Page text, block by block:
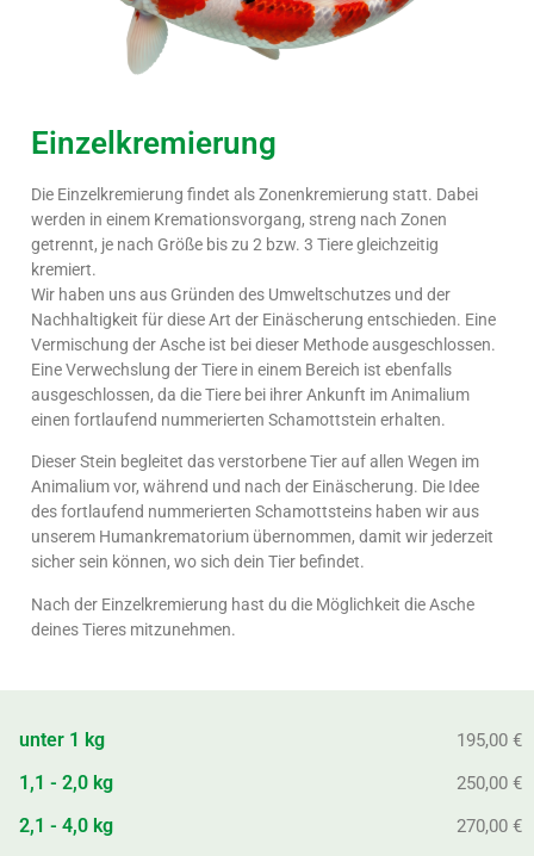
Einzelkremierung
Die Einzelkremierung findet als Zonenkremierung statt. Dabei
werden in einem Kremationsvorgang, streng nach Zonen
getrennt, je nach Größe bis zu 2 bzw. 3 Tiere gleichzeitig
kremiert.
Wir haben uns aus Gründen des Umweltschutzes und der
Nachhaltigkeit für diese Art der Einäscherung entschieden. Eine
Vermischung der Asche ist bei dieser Methode ausgeschlossen.
Eine Verwechslung der Tiere in einem Bereich ist ebenfalls
ausgeschlossen, da die Tiere bei ihrer Ankunft im Animalium
einen fortlaufend nummerierten Schamottstein erhalten.
Dieser Stein begleitet das verstorbene Tier auf allen Wegen im
Animalium vor, während und nach der Einäscherung. Die Idee
des fortlaufend nummerierten Schamottsteins haben wir aus
unserem Humankrematorium übernommen, damit wir jederzeit
sicher sein können, wo sich dein Tier befindet.
Nach der Einzelkremierung hast du die Möglichkeit die Asche
deines Tieres mitzunehmen.
unter 1 kg 195,00 €
1,1 - 2,0 kg 250,00 €
2,1 - 4,0 kg 270,00 €